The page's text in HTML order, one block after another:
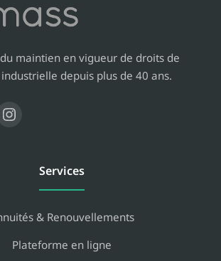
maintien en vigueur de droits de
depuis plus de 40 ans.
Services
& Renouvellements
Plateforme en ligne